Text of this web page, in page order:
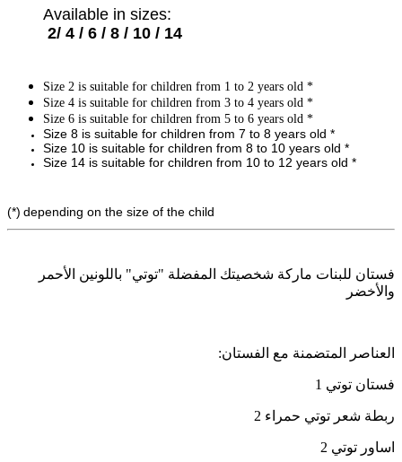
Available in sizes:
2/ 4 / 6 / 8 / 10 / 14
Size 2 is suitable for children from 1 to 2 years old *
Size 4 is suitable for children from 3 to 4 years old *
Size 6 is suitable for children from 5 to 6 years old *
Size 8 is suitable for children from 7 to 8 years old *
Size 10 is suitable for children from 8 to 10 years old *
Size 14 is suitable for children from 10 to 12 years old *
(*) depending on the size of the child
فستان للبنات ماركة شخصيتك المفضلة "توتي" باللونين الأحمر
والأخضر
:العناصر المتضمنة مع الفستان
1 فستان توتي
2 ربطة شعر توتي حمراء
اساور توتي 2